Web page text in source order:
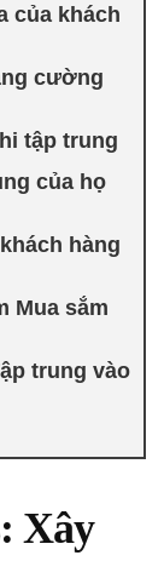
của khách
cường
tập trung
của họ
hàng
Mua sắm
trung vào
Xây